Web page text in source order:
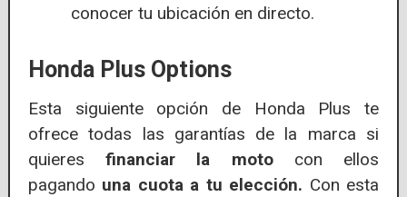
conocer tu ubicación en directo.
Honda Plus Options
Esta siguiente opción de Honda Plus te
ofrece todas las garantías de la marca si
quieresfinanciar la motocon ellos
pagando una cuota a tu elección. Con esta